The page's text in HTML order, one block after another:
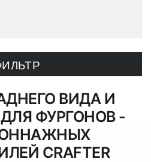
ВИДА И
ФУРГОНОВ -
CRAFTER